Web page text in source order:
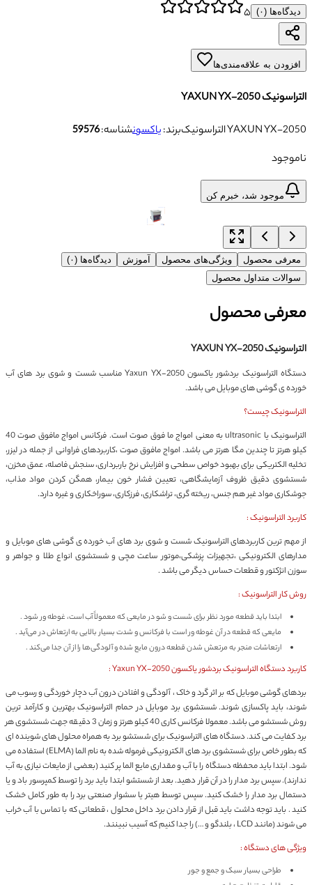
دیدگاه‌ها (۰) ۵
افزودن به علاقه‌مندی‌ها
التراسونیک YAXUN YX-2050
التراسونیک YAXUN YX-2050
برند:یاکسونشناسه:59576
ناموجود
موجود شد، خبرم کن
معرفی محصول ویژگی‌های محصول آموزش
دیدگاه‌ها (۰)
سوالات متداول محصول
معرفی محصول
التراسونیک YAXUN YX-2050
دستگاه التراسونیک بردشور یاکسون Yaxun YX-2050 مناسب شست و شوی برد های آب
خورده ی گوشی های موبایل می باشد.
التراسونیک چیست؟
التراسونیک یا ultrasonic به معنی امواج ما فوق صوت است. فرکانس امواج مافوق صوت 40
کیلو هرتز تا چندین مگا هرتز می‌ باشد. امواج مافوق صوت ،کاربردهای فراوانی از جمله در لیزر،
تخلیه الکتریکی برای بهبود خواص سطحی و افزایش نرخ باربرداری، سنجش فاصله، عمق مخزن،
شستشوی دقیق ظروف آزمایشگاهی، تعیین فشار خون بیمار، همگن کردن مواد مذاب،
جوشکاری مواد غیر هم جنس، ریخته گری، تراشکاری، فرزکاری، سوراخکاری و غیره دارد.
کاربرد التراسونیک :
از مهم ترین کاربردهای التراسونیک شست و شوی برد های آب خورده ی گوشی های موبایل و
مدارهای الکترونیکی ،تجهیزات پزشکی،موتور ساعت مچی و شستشوی انواع طلا و جواهر و
سوزن انژکتور و قطعات حساس دیگر می باشد .
روش کار التراسونیک :
ابتدا باید قطعه مورد نظر برای شست و شو در مایعی که معمولاً آب است، غوطه ور شود .
مایعی که قطعه در آن غوطه ور است با فرکانس و شدت بسیار بالایی به ارتعاش در می‌آید .
ارتعاشات منجر به مرتعش شدن قطعه درون مایع شده و آلودگی‌ها را از آن جدا می‌کند .
کاربرد دستگاه التراسونیک بردشور یاکسون Yaxun YX-2050 :
بردهای گوشی موبایل که بر اثر گرد و خاک ، آلودگی و افتادن درون آب دچار خوردگی و رسوب می
شوند، باید پاکسازی شوند. شستشوی برد موبایل در حمام التراسونیک بهترین و کارآمد ترین
روش شستشو می باشد. معمولا فرکانس کاری 40 کیلو هرتز و زمان 3 دقیقه جهت شستشوی هر
برد کفایت می کند. دستگاه های التراسونیک برای شستشو برد به همراه محلول های شوینده ای
که بطور خاص برای شستشوی برد های الکترونیکی فرموله شده به نام الما (ELMA) استفاده می
شود. ابتدا باید محفظه دستگاه را با آب و مقداری مایع الما پر کنید (بعضی از مایعات نیازی به آب
ندارند). سپس برد مدار را در آن قرار دهید. بعد از شستشو ابتدا باید برد را توسط کمپرسور باد و یا
دستمال برد مدار را خشک کنید. سپس توسط هیتر یا سشوار صنعتی برد را به طور کامل خشک
کنید . باید توجه داشت باید قبل از قرار دادن برد داخل محلول ، قطعاتی که با تماس با آب خراب
می شوند (مانند LCD ، بلندگو و …) را جدا کنیم که آسیب نبینند.
ویژگی های دستگاه :
طراحی بسیار سبک و جمع و جور